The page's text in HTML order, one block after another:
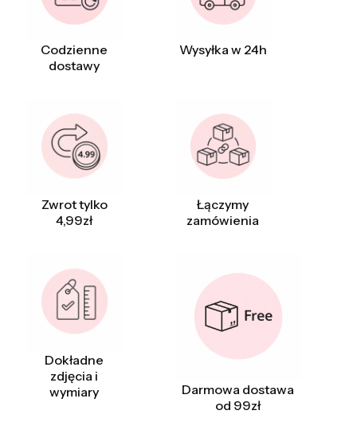
Codzienne
dostawy
Wysyłka w 24h
Zwrot tylko
4,99zł
Łączymy
zamówienia
Dokładne
zdjęcia i
wymiary
Darmowa dostawa
od 99zł